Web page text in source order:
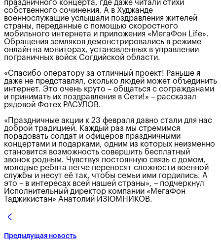
праздничного концерта, где даже читали стихи
собственного сочинения. А в Худжанде
военнослужащие услышали поздравления жителей
страны, переданные с помощью скоростного
мобильного интернета и приложения «МегаФон Life».
Обращения земляков демонстрировались в режиме
онлайн на мониторах, установленных в управлении
пограничных войск Согдийской области.
«Спасибо оператору за отличный проект! Раньше я
даже не представлял, сколько людей может объединить
интернет. Это очень круто – общаться с согражданами
и принимать их поздравления в Сети!» – рассказал
рядовой Фотех РАСУЛОВ.
«Праздничные акции к 23 февраля давно стали для нас
доброй традицией. Каждый раз мы стремимся
порадовать солдат и офицеров праздничными
концертами и подарками, одним из которых неизменно
становится возможность совершить бесплатный
звонок родным. Чувствуя постоянную связь с домом,
молодые ребята легче переносят сложности военной
службы и несут её так, чтобы семьи ими гордились. А
это – в интересах всей нашей страны», – подчеркнул
Исполнительный директор компании «МегаФон
Таджикистан» Анатолий ИЗЮМНИКОВ.
Предыдущая новость